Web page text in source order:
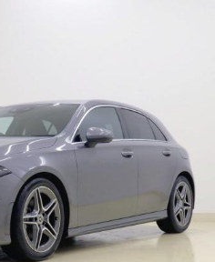
ソーシャルメディアポリシー
ンセル
店情報
を見る
一覧